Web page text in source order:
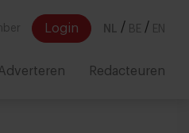
Login NL / BE / EN
Redacteuren